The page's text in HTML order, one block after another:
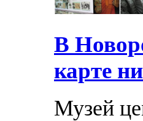
В
карте
Музей